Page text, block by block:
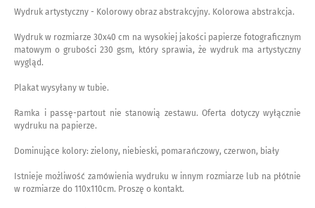
Wydruk artystyczny - Kolorowy obraz abstrakcyjny. Kolorowa abstrakcja.
Wydruk w rozmiarze 30x40 cm na wysokiej jakości papierze fotograficznym
matowym o grubości 230 gsm, który sprawia, że wydruk ma artystyczny
wygląd.
Plakat wysyłany w tubie.
Ramka i passę-partout nie stanowią zestawu. Oferta dotyczy wyłącznie
wydruku na papierze.
Dominujące kolory: zielony, niebieski, pomarańczowy, czerwon, biały
Istnieje możliwość zamówienia wydruku w innym rozmiarze lub na płótnie
w rozmiarze do 110x110cm. Proszę o kontakt.